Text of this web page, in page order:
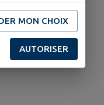
MON CHOIX
AUTORISER